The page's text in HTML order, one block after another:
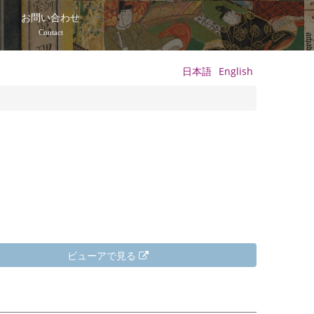
お問い合わせ
Contact
日本語 English
ビューアで見る